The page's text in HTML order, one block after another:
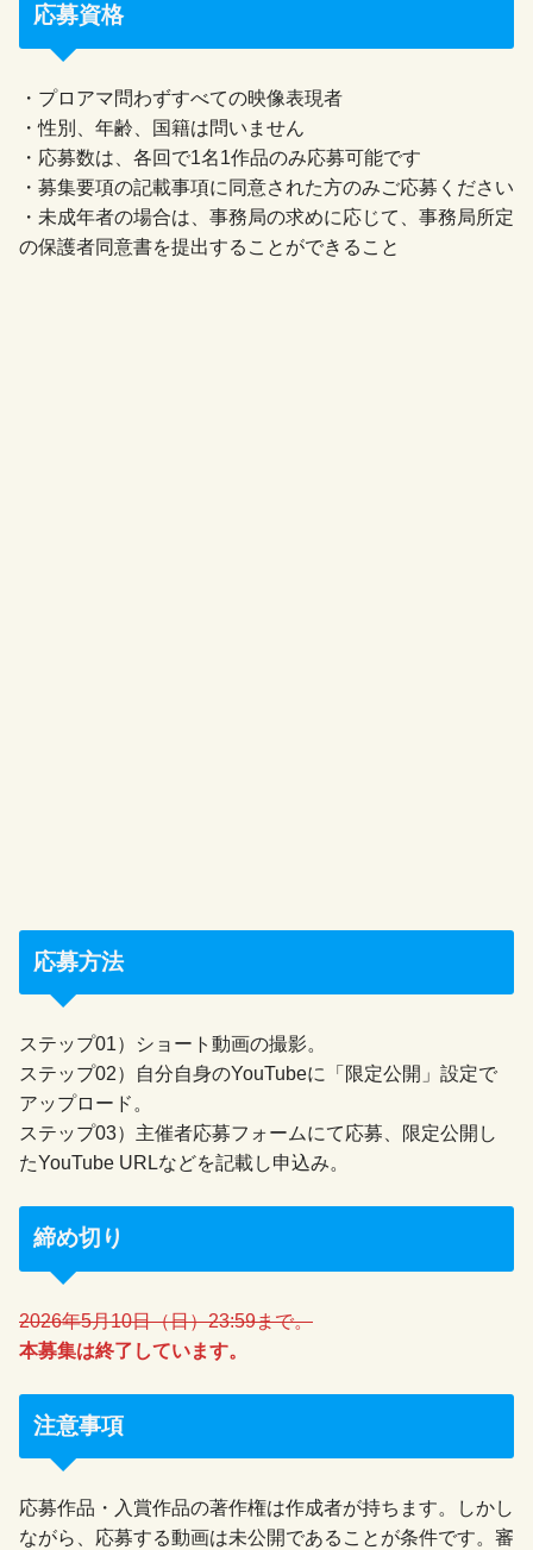
応募資格
・プロアマ問わずすべての映像表現者
・性別、年齢、国籍は問いません
・応募数は、各回で1名1作品のみ応募可能です
・募集要項の記載事項に同意された方のみご応募ください
・未成年者の場合は、事務局の求めに応じて、事務局所定
の保護者同意書を提出することができること
応募方法
ステップ01）ショート動画の撮影。
ステップ02）自分自身のYouTubeに「限定公開」設定で
アップロード。
ステップ03）主催者応募フォームにて応募、限定公開し
たYouTube URLなどを記載し申込み。
締め切り
2026年5月10日（日）23:59まで。
本募集は終了しています。
注意事項
応募作品・入賞作品の著作権は作成者が持ちます。しかし
ながら、応募する動画は未公開であることが条件です。審